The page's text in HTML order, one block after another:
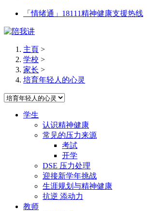
「情绪通」18111精神健康支援热线
主頁 >
学校 >
家长 >
培育年轻人的心灵
学生
认识精神健康
常见的压力来源
考試
开学
DSE 压力处理
迎接新学年挑战
生涯规划与精神健康
抗逆 添动力
教师